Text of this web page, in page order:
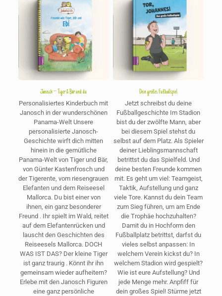
Janosch – Tiger & Bär und du
Personalisiertes Kinderbuch mit
Janosch in der wunderschönen
Panama-Welt Unsere
personalisierte Janosch-
Geschichte wirft dich mitten
hinein in die gemütliche
Panama-Welt von Tiger und Bär,
von Günter Kastenfrosch und
der Tigerente, vom riesengrauen
Elefanten und dem Reiseesel
Mallorca. Du bist einer von
ihnen, ein ganz besonderer
Freund . Ihr spielt im Wald, reitet
auf dem Elefantenrücken und
lauscht den Geschichten des
Reiseesels Mallorca. DOCH
WAS IST DAS? Der kleine Tiger
ist ganz traurig . Könnt ihr ihn
gemeinsam wieder aufheitern?
Erlebe mit den Janosch Figuren
eine ganz persönliche
Dein großes Fußballspiel
Jetzt schreibst du deine
Fußballgeschichte Im Stadion
bist du der zwölfte Mann, aber
bei diesem Spiel stehst du
selbst auf dem Platz. Als Spieler
deiner Lieblingsmannschaft
betrittst du das Spielfeld. Und
deine besten Freunde kommen
mit. Es geht um viel: Teamgeist,
Taktik, Aufstellung und ganz
viele Tore. Kannst du dein Team
zum Sieg führen, um am Ende
die Trophäe hochzuhalten?
Damit du in Hochform den
Fußballplatz betrittst, darfst du
vieles selbst anpassen: In
welchem Verein kickst du? In
welchem Stadion wird gespielt?
Wie ist eure Aufstellung? Und
jede Menge mehr. Anpfiff für
dein großes Spiel! Stürme jetzt